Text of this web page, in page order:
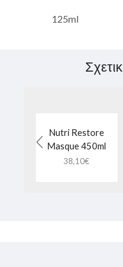
125ml
Nutri Restore
Masque 450ml
38,10€